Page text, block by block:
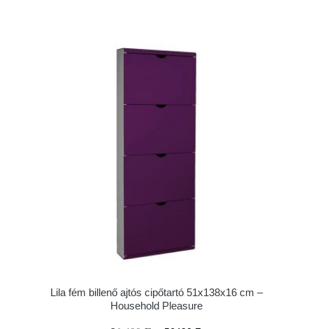
Lila fém billenő ajtós cipőtartó 51x138x16 cm –
Household Pleasure